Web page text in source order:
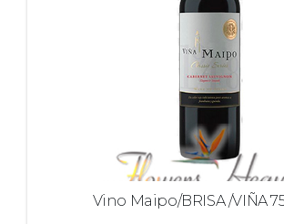
Vino Maipo/BRISA /VIÑA